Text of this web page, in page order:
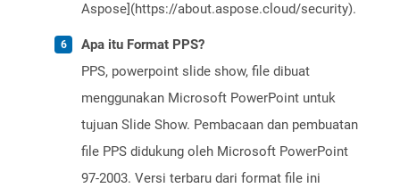
Aspose](https://about.aspose.cloud/security).
Apa itu Format PPS?
PPS, powerpoint slide show, file dibuat
menggunakan Microsoft PowerPoint untuk
tujuan Slide Show. Pembacaan dan pembuatan
file PPS didukung oleh Microsoft PowerPoint
97-2003. Versi terbaru dari format file ini